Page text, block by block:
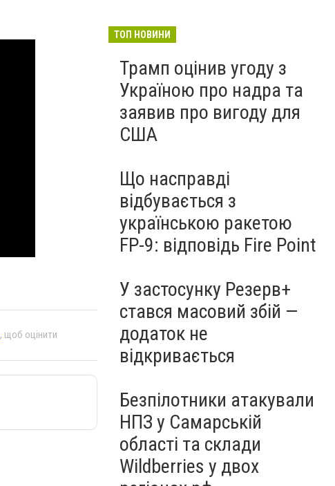
, щоб оцінити
ТОП НОВИНИ
Трамп оцінив угоду з
Україною про надра та
заявив про вигоду для
США
Що насправді
відбувається з
українською ракетою
FP-9: відповідь Fire Point
У застосунку Резерв+
стався масовий збій —
додаток не
відкривається
Безпілотники атакували
НПЗ у Самарській
області та склади
Wildberries у двох